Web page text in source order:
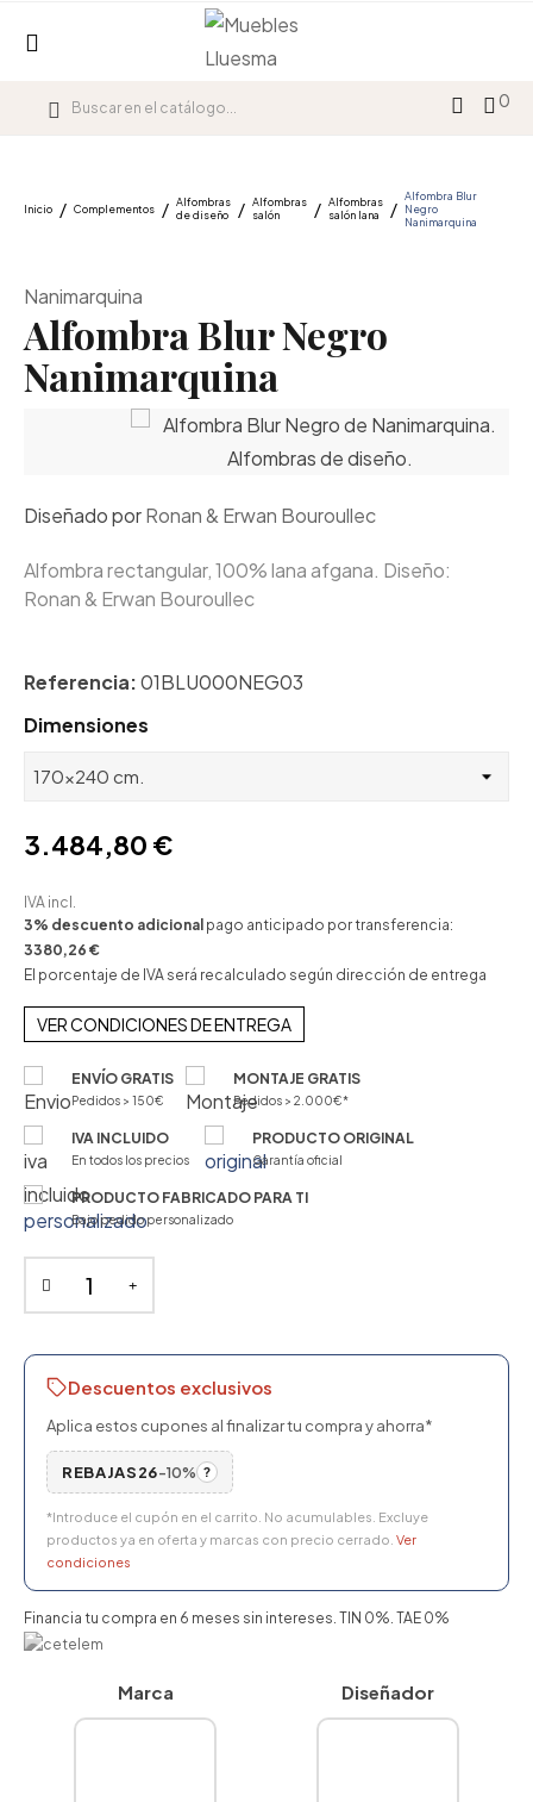
0
Inicio Complementos
Alfombras
de diseño
Alfombras
salón
Alfombras
salón lana
Alfombra Blur
Negro
Nanimarquina
Nanimarquina
Alfombra Blur Negro
Nanimarquina
Diseñado porRonan & Erwan Bouroullec
Alfombra rectangular, 100% lana afgana. Diseño:
Ronan & Erwan Bouroullec
Referencia:01BLU000NEG03
Dimensiones
3.484,80 €
IVA incl.
3% descuento adicional pago anticipado por transferencia:
3380,26 €
El porcentaje de IVA será recalculado según dirección de entrega
VER CONDICIONES DE ENTREGA
ENVÍO GRATIS
Pedidos > 150€
MONTAJE GRATIS
Pedidos > 2.000€*
IVA INCLUIDO
En todos los precios
PRODUCTO ORIGINAL
Garantía oficial
PRODUCTO FABRICADO PARA TI
Bajo pedido personalizado
Descuentos exclusivos
Aplica estos cupones al finalizar tu compra y ahorra*
REBAJAS26-10% ?
*Introduce el cupón en el carrito. No acumulables. Excluye
productos ya en oferta y marcas con precio cerrado. Ver
condiciones
Financia tu compra en 6 meses sin intereses. TIN 0%. TAE 0%
Marca Diseñador